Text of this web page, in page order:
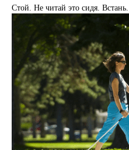
Стой. Не читай это сидя.